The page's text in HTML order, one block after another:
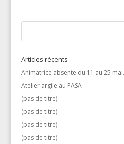
Articles récents
Animatrice absente du 11 au 25 mai.
Atelier argile au PASA
(pas de titre)
(pas de titre)
(pas de titre)
(pas de titre)